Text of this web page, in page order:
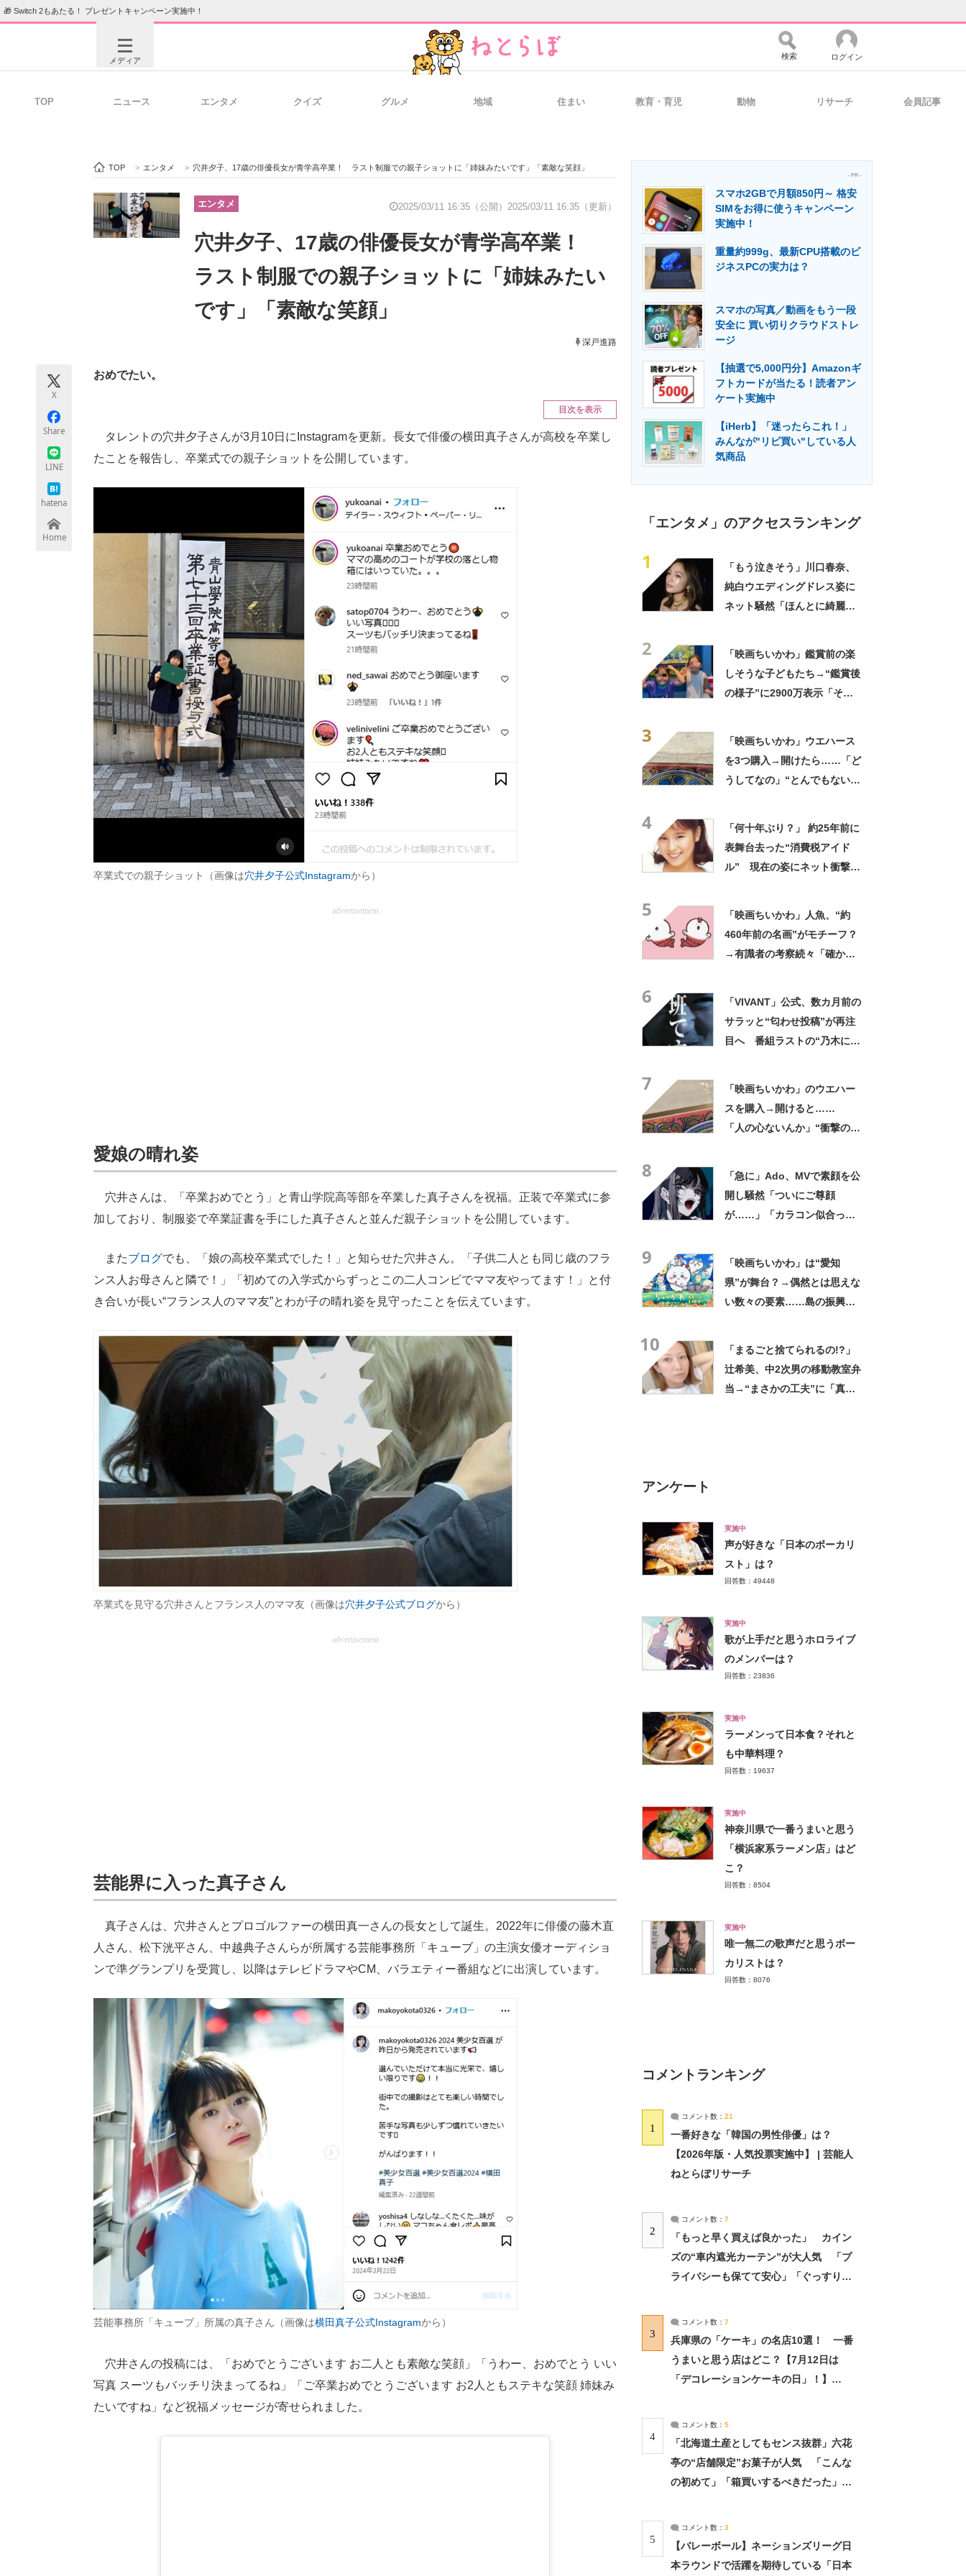
🎁 Switch 2もあたる！ プレゼントキャンペーン実施中！
メディア
ビジネスと働き方のヒント 経営リーダーのコミュニティ マーケ×ITの今がよく分かる
企業向けIT製品の総合サイト 製造業のIT導入・活用を支援
エネルギーの専門メディア 建設×テクノロジーの最前線
検索 ログイン
TOP ニュース エンタメ クイズ グルメ 地域 住まい 教育・育児 動物 リサーチ 会員記事
TOP > エンタメ > 穴井夕子、17歳の俳優長女が青学高卒業！ ラスト制服での親子ショットに「姉妹みたいです」「素敵な笑顔」
エンタメ 2025/03/11 16:35（公開） 2025/03/11 16:35（更新）
穴井夕子、17歳の俳優長女が青学高卒業！
ラスト制服での親子ショットに「姉妹みたい
です」「素敵な笑顔」
深戸進路
X
Share
LINE
hatena
Home
おめでたい。
目次を表示
タレントの穴井夕子さんが3月10日にInstagramを更新。長女で俳優の横田真子さんが高校を卒業し
たことを報告し、卒業式での親子ショットを公開しています。
卒業式での親子ショット（画像は穴井夕子公式Instagramから）
advertisement
愛娘の晴れ姿
穴井さんは、「卒業おめでとう」と青山学院高等部を卒業した真子さんを祝福。正装で卒業式に参
加しており、制服姿で卒業証書を手にした真子さんと並んだ親子ショットを公開しています。
またブログでも、「娘の高校卒業式でした！」と知らせた穴井さん。「子供二人とも同じ歳のフラ
ンス人お母さんと隣で！」「初めての入学式からずっとこの二人コンビでママ友やってます！」と付
き合いが長い“フランス人のママ友”とわが子の晴れ姿を見守ったことを伝えています。
卒業式を見守る穴井さんとフランス人のママ友（画像は穴井夕子公式ブログから）
advertisement
芸能界に入った真子さん
真子さんは、穴井さんとプロゴルファーの横田真一さんの長女として誕生。2022年に俳優の藤木直
人さん、松下洸平さん、中越典子さんらが所属する芸能事務所「キューブ」の主演女優オーディショ
ンで準グランプリを受賞し、以降はテレビドラマやCM、バラエティー番組などに出演しています。
芸能事務所「キューブ」所属の真子さん（画像は横田真子公式Instagramから）
穴井さんの投稿には、「おめでとうございます お二人とも素敵な笑顔」「うわー、おめでとう いい
写真 スーツもバッチリ決まってるね」「ご卒業おめでとうございます お2人ともステキな笑顔 姉妹み
たいですね」など祝福メッセージが寄せられました。
- PR -
スマホ2GBで月額850円～ 格安
SIMをお得に使うキャンペーン
実施中！
重量約999g、最新CPU搭載のビ
ジネスPCの実力は？
スマホの写真／動画をもう一段
安全に 買い切りクラウドストレ
ージ
【抽選で5,000円分】Amazonギ
フトカードが当たる！読者アン
ケート実施中
【iHerb】「迷ったらこれ！」
みんなが"リピ買い"している人
気商品
「エンタメ」のアクセスランキング
1
「もう泣きそう」川口春奈、
純白ウエディングドレス姿に
ネット騒然「ほんとに綺麗」
2
「映画ちいかわ」鑑賞前の楽
しそうな子どもたち→“鑑賞後
の様子”に2900万表示「そう
3
「映画ちいかわ」ウエハース
を3つ購入→開けたら……「ど
うしてなの」“とんでもない中
4
「何十年ぶり？」 約25年前に
表舞台去った“消費税アイド
ル” 現在の姿にネット衝撃
5
「映画ちいかわ」人魚、“約
460年前の名画”がモチーフ？
→有識者の考察続々「確かに
6
「VIVANT」公式、数カ月前の
サラッと“匂わせ投稿”が再注
目へ 番組ラストの“乃木にら
7
「映画ちいかわ」のウエハー
スを購入→開けると……
「人の心ないんか」“衝撃の中
8
「急に」Ado、MVで素顔を公
開し騒然「ついにご尊顔
が……」「カラコン似合って
9
「映画ちいかわ」は“愛知
県”が舞台？→偶然とは思えな
い数々の要素……島の振興課
10
「まるごと捨てられるの!?」
辻希美、中2次男の移動教室弁
当→“まさかの工夫”に「真似
アンケート
実施中
声が好きな「日本のボーカリ
スト」は？
回答数：49448
実施中
歌が上手だと思うホロライブ
のメンバーは？
回答数：23836
実施中
ラーメンって日本食？それと
も中華料理？
回答数：19637
実施中
神奈川県で一番うまいと思う
「横浜家系ラーメン店」はど
こ？
回答数：8504
実施中
唯一無二の歌声だと思うボー
カリストは？
回答数：8076
コメントランキング
1
コメント数： 21
一番好きな「韓国の男性俳優」は？
【2026年版・人気投票実施中】 | 芸能人
ねとらぼリサーチ
2
コメント数： 7
「もっと早く買えば良かった」 カイン
ズの“車内遮光カーテン”が大人気 「プ
ライバシーも保てて安心」「ぐっすり眠
3
コメント数： 7
兵庫県の「ケーキ」の名店10選！ 一番
うまいと思う店はどこ？【7月12日は
「デコレーションケーキの日」！】
4
コメント数： 5
「北海道土産としてもセンス抜群」六花
亭の“店舗限定”お菓子が人気 「こんな
の初めて」「箱買いするべきだった」
5
コメント数： 3
【バレーボール】ネーションズリーグ日
本ラウンドで活躍を期待している「日本